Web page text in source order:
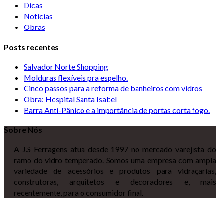
Dicas
Notícias
Obras
Posts recentes
Salvador Norte Shopping
Molduras flexíveis pra espelho.
Cinco passos para a reforma de banheiros com vidros
Obra: Hospital Santa Isabel
Barra Anti-Pânico e a importância de portas corta fogo.
Sobre Nós
A J.S Ferragens atua desde 1997 no mercado varejista do
ramo do vidro temperado. Somos uma empresa com ampla
variedade de acessórios e produtos para vidraçarias,
construtoras, arquitetos e decoradores e, mais
recentemente, para o consumidor final.